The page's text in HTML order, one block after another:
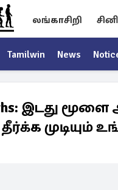
லங்காசிறி
Tamilwin News
இடது
முடியும்